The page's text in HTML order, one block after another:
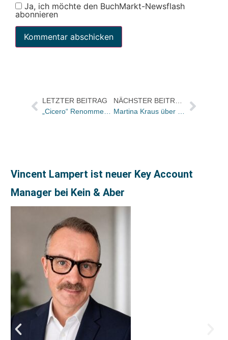
Ja, ich möchte den BuchMarkt-Newsflash
abonnieren
LETZTER BEITRAG
„Cicero“ Renommee-Ranking: Platz 1 für Hanser, Platz 2 für S. Fischer
Vincent Lampert ist neuer Key Account
Manager bei Kein & Aber